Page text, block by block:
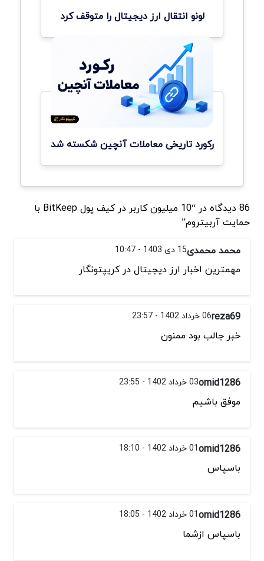
لونو انتقال ارز دیجیتال را متوقف کرد
رکورد تاریخی معاملات آنچین شکسته شد
86 دیدگاه در “10 میلیون کاربر در کیف پول BitKeep با
حمایت آربیتروم”
محمد محمدی15 دی 1403 - 10:47
مهمترین اخبار ارز دیجیتال در کریپتونگار
reza6906 خرداد 1402 - 23:57
خبر جالب بود ممنون
omid128603 خرداد 1402 - 23:55
موفق باشیم
omid128601 خرداد 1402 - 18:10
باسپاس
omid128601 خرداد 1402 - 18:05
باسپاس ازشما